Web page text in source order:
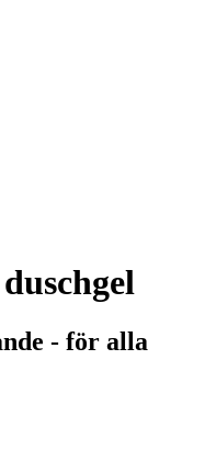
- för alla